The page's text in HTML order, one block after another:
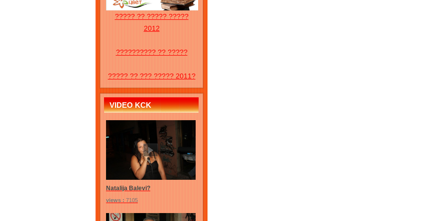
????? ?? ????? ?????
2012
?????????? ?? ?????
????? ?? ??? ????? 2011?
VIDEO KCK
Natalija Balevi?
views : 7105